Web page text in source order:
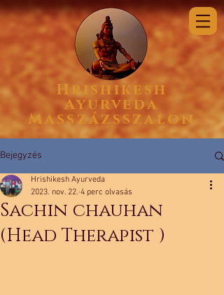
Hrishikesh
Ayurveda
Masszázsszalon
Bejegyzés
Sachin chauhan
(Head Therapist )
Hrishikesh Ayurveda
2023. nov. 22. 4 perc olvasás